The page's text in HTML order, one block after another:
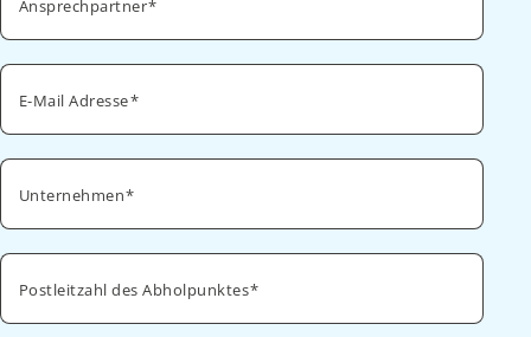
Ansprechpartner
E-Mail Adresse
Unternehmen
Postleitzahl des Abholpunktes